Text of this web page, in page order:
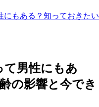
にもある？知っておきたい
て男性にもあ
の影響と今でき